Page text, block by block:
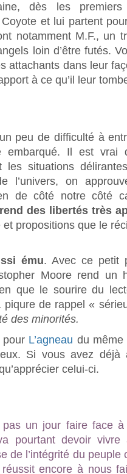
dès les
et lui partent
notamment M.F., un
loin d’être futés.
attachants dans leur
à ce qu’il leur
peu de difficulté à
embarqué. Il est vrai
situations
l’univers, on
de côté notre côté
des libertés très
propositions que le
ému. Avec ce petit
Moore rend un
que le sourire du
piqure de rappel «
des minorités.
pour L’agneau du
Si vous avez déjà
celui-ci.
un jour faire face
pourtant devoir vivre
de l’intégrité du peuple
encore à nous